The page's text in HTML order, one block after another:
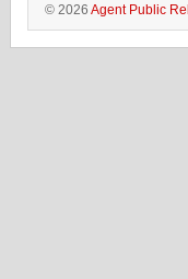
© 2026 Agent Public